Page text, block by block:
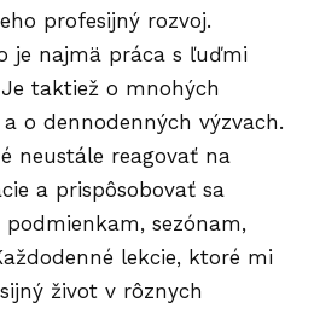
profesijný rozvoj.
je najmä práca s ľuďmi
taktiež o mnohých
o dennodenných výzvach.
neustále reagovať na
a prispôsobovať sa
sezónam,
lekcie, ktoré mi
život v rôznych